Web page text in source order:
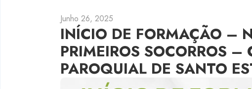
Junho 26, 2025
INÍCIO DE FORMAÇÃO –
PRIMEIROS SOCORROS –
PAROQUIAL DE SANTO